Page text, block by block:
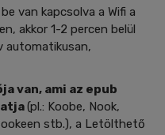
van kapcsolva a Wifi a
akkor 1-2 percen belül
automatikusan,
van, ami az epub
(pl.: Koobe, Nook,
stb.), a Letölthető